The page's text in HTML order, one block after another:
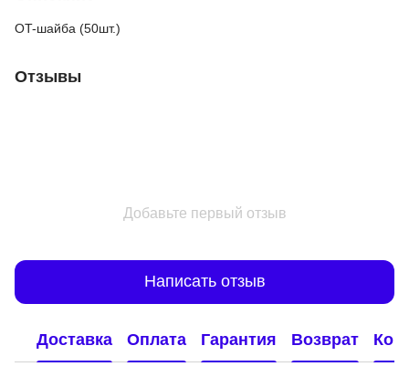
OT-шайба (50шт.)
Отзывы
Добавьте первый отзыв
Написать отзыв
Доставка Оплата Гарантия Возврат